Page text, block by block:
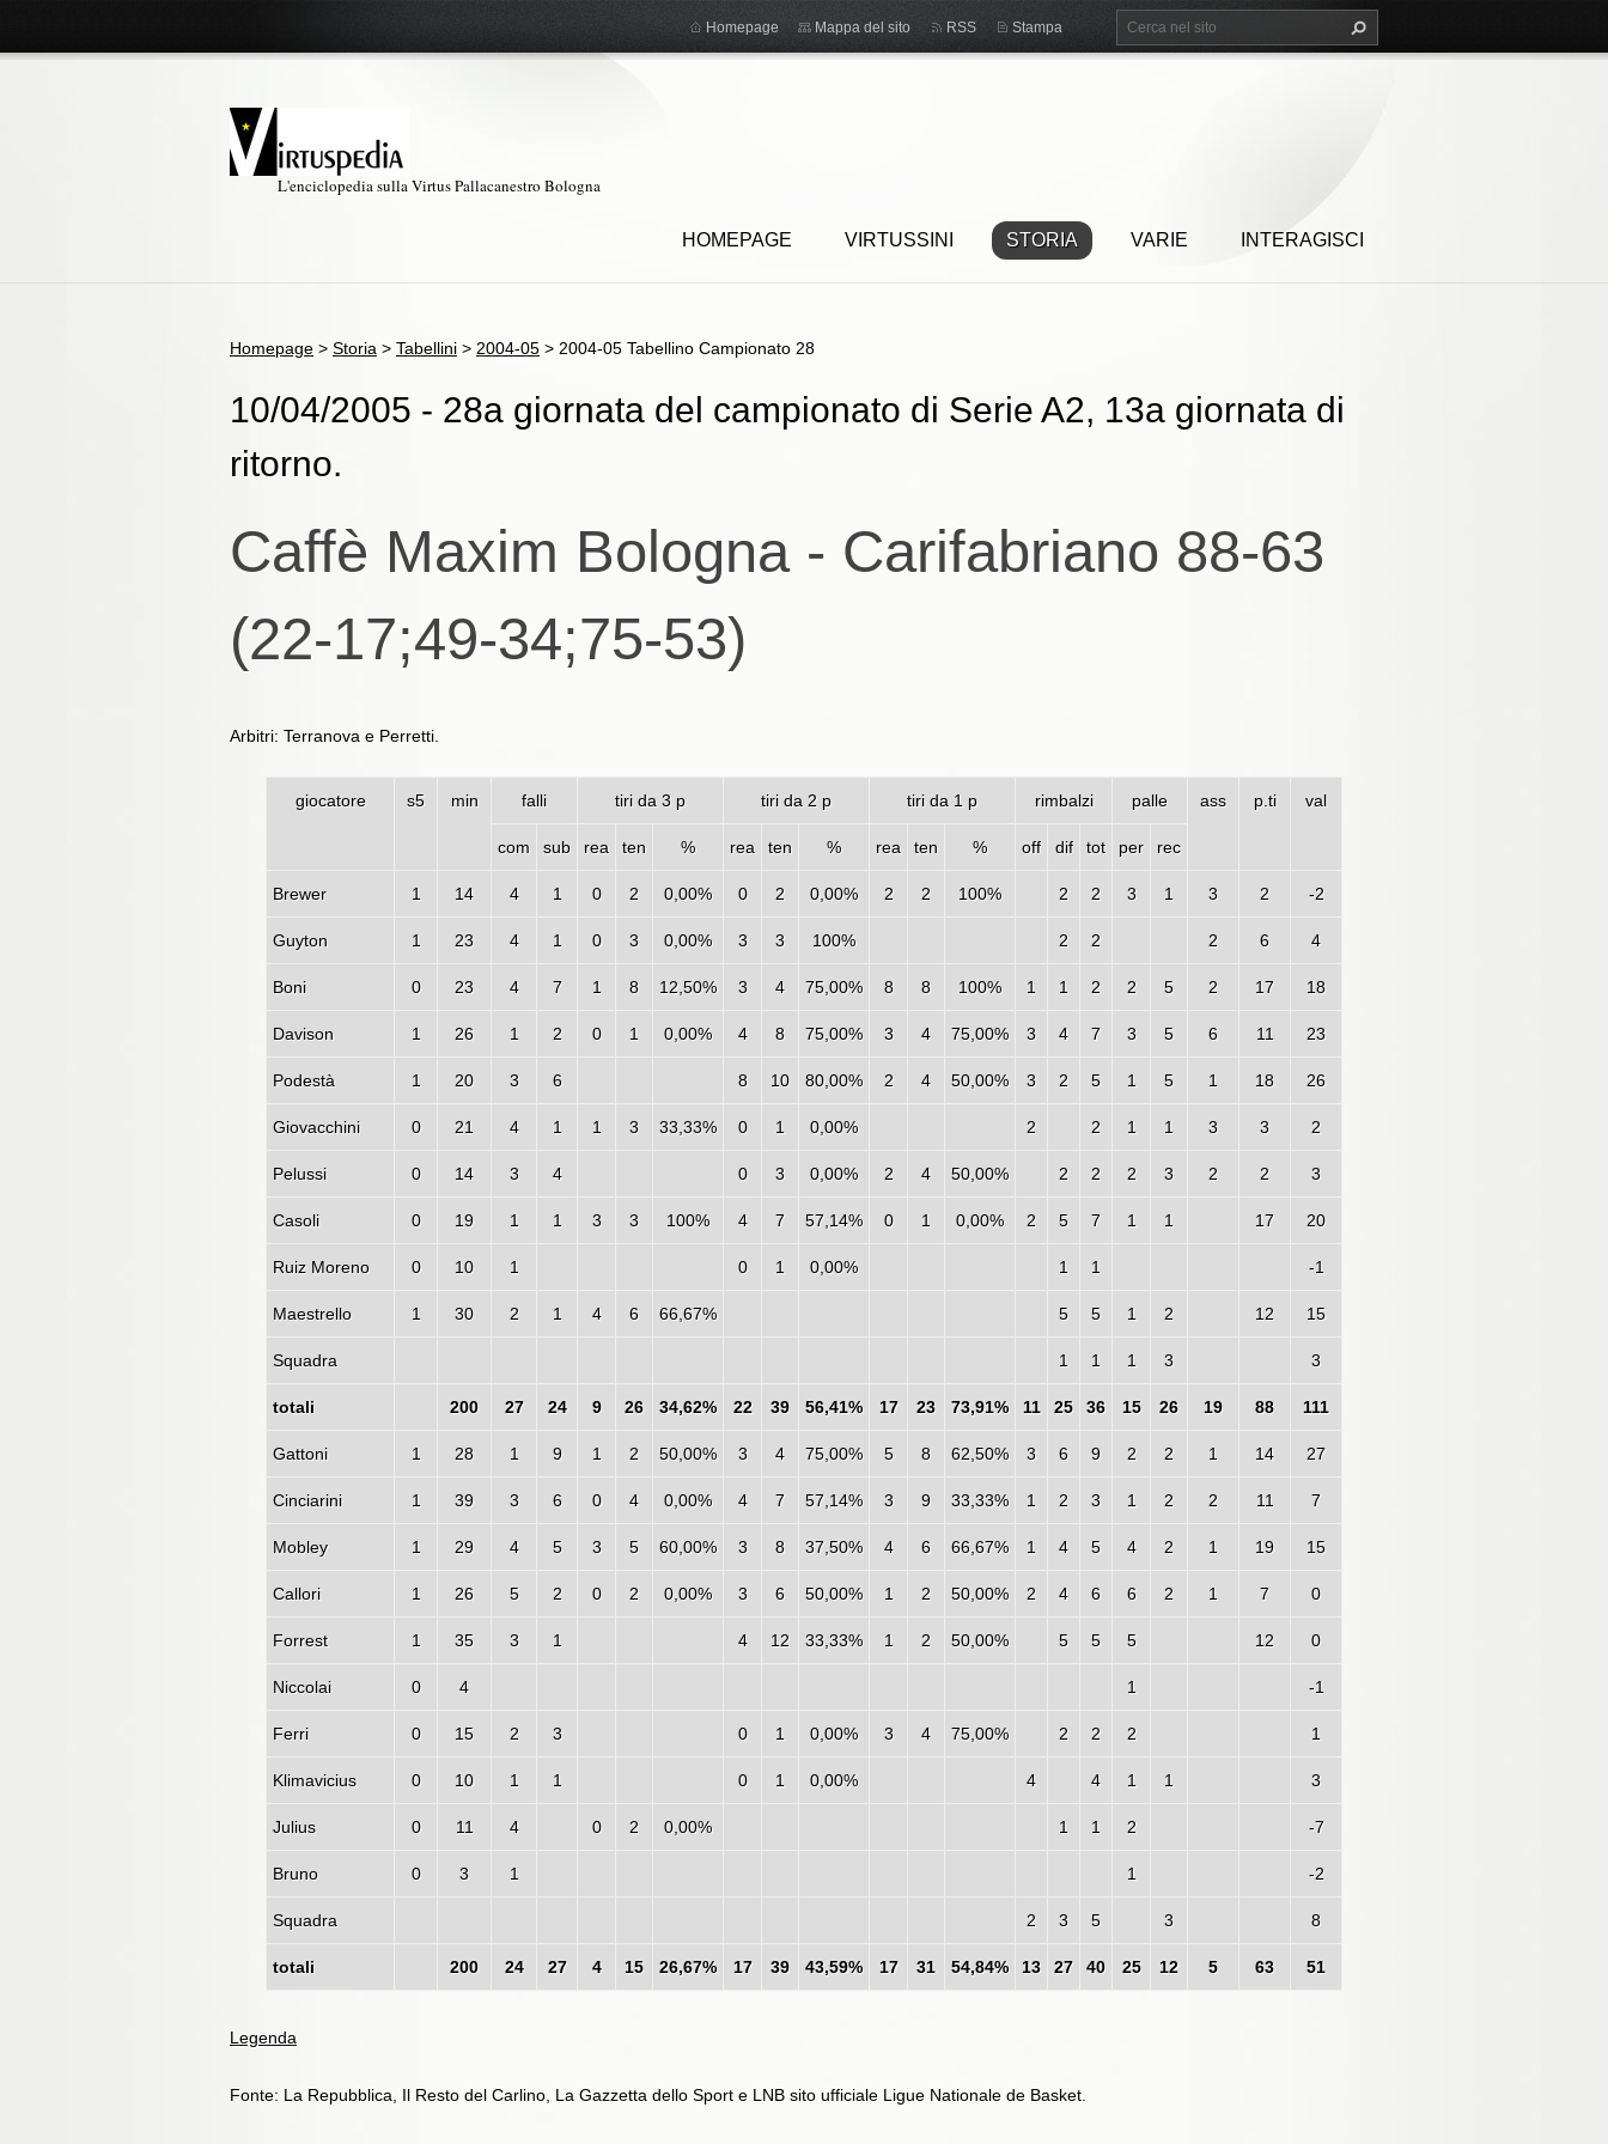
L'enciclopedia sulla Virtus Pallacanestro Bologna
HOMEPAGE VIRTUSSINI STORIA VARIE INTERAGISCI
Homepage Mappa del sito RSS Stampa
Homepage > Storia > Tabellini > 2004-05 > 2004-05 Tabellino Campionato 28
10/04/2005 - 28a giornata del campionato di Serie A2, 13a giornata di
ritorno.
Caffè Maxim Bologna - Carifabriano 88-63
(22-17;49-34;75-53)
Arbitri: Terranova e Perretti.
giocatore s5 min falli tiri da 3 p tiri da 2 p tiri da 1 p rimbalzi palle ass p.ti val
com sub rea ten % rea ten % rea ten % off dif tot per rec
Brewer 1 14 4 1 0 2 0,00% 0 2 0,00% 2 2 100% 2 2 3 1 3 2 -2
Guyton 1 23 4 1 0 3 0,00% 3 3 100% 2 2 2 6 4
Boni 0 23 4 7 1 8 12,50% 3 4 75,00% 8 8 100% 1 1 2 2 5 2 17 18
Davison 1 26 1 2 0 1 0,00% 4 8 75,00% 3 4 75,00% 3 4 7 3 5 6 11 23
Podestà 1 20 3 6 8 10 80,00% 2 4 50,00% 3 2 5 1 5 1 18 26
Giovacchini 0 21 4 1 1 3 33,33% 0 1 0,00% 2 2 1 1 3 3 2
Pelussi 0 14 3 4 0 3 0,00% 2 4 50,00% 2 2 2 3 2 2 3
Casoli 0 19 1 1 3 3 100% 4 7 57,14% 0 1 0,00% 2 5 7 1 1 17 20
Ruiz Moreno 0 10 1 0 1 0,00% 1 1 -1
Maestrello 1 30 2 1 4 6 66,67% 5 5 1 2 12 15
Squadra 1 1 1 3 3
totali 200 27 24 9 26 34,62% 22 39 56,41% 17 23 73,91% 11 25 36 15 26 19 88 111
Gattoni 1 28 1 9 1 2 50,00% 3 4 75,00% 5 8 62,50% 3 6 9 2 2 1 14 27
Cinciarini 1 39 3 6 0 4 0,00% 4 7 57,14% 3 9 33,33% 1 2 3 1 2 2 11 7
Mobley 1 29 4 5 3 5 60,00% 3 8 37,50% 4 6 66,67% 1 4 5 4 2 1 19 15
Callori 1 26 5 2 0 2 0,00% 3 6 50,00% 1 2 50,00% 2 4 6 6 2 1 7 0
Forrest 1 35 3 1 4 12 33,33% 1 2 50,00% 5 5 5 12 0
Niccolai 0 4 1 -1
Ferri 0 15 2 3 0 1 0,00% 3 4 75,00% 2 2 2 1
Klimavicius 0 10 1 1 0 1 0,00% 4 4 1 1 3
Julius 0 11 4 0 2 0,00% 1 1 2 -7
Bruno 0 3 1 1 -2
Squadra 2 3 5 3 8
totali 200 24 27 4 15 26,67% 17 39 43,59% 17 31 54,84% 13 27 40 25 12 5 63 51
Legenda
Fonte: La Repubblica, Il Resto del Carlino, La Gazzetta dello Sport e LNB sito ufficiale Ligue Nationale de Basket